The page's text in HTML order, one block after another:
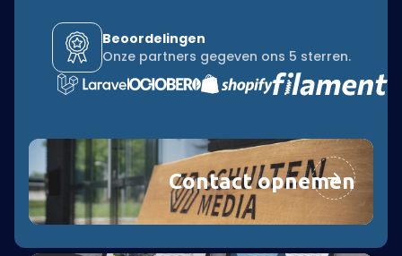
Beoordelingen
Onze partners gegeven ons 5 sterren.
Contact opnemen